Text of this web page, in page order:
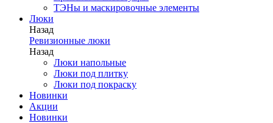
ТЭНы и маскировочные элементы
Люки
Назад
Ревизионные люки
Назад
Люки напольные
Люки под плитку
Люки под покраску
Новинки
Акции
Новинки